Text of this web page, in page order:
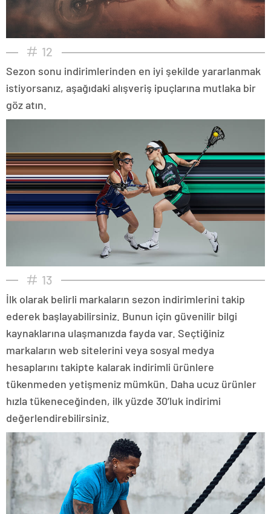
12
Sezon sonu indirimlerinden en iyi şekilde yararlanmak
istiyorsanız, aşağıdaki alışveriş ipuçlarına mutlaka bir
göz atın.
13
İlk olarak belirli markaların sezon indirimlerini takip
ederek başlayabilirsiniz. Bunun için güvenilir bilgi
kaynaklarına ulaşmanızda fayda var. Seçtiğiniz
markaların web sitelerini veya sosyal medya
hesaplarını takipte kalarak indirimli ürünlere
tükenmeden yetişmeniz mümkün. Daha ucuz ürünler
hızla tükeneceğinden, ilk yüzde 30’luk indirimi
değerlendirebilirsiniz.